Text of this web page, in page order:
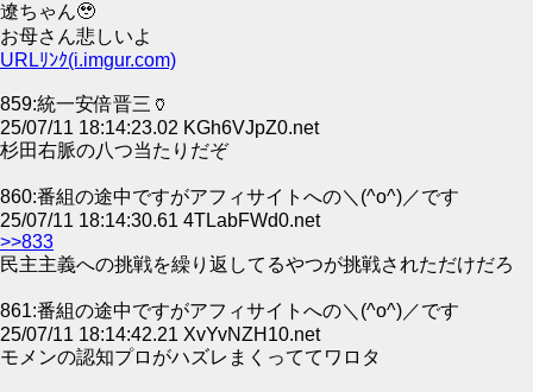
遼ちゃん🥹
お母さん悲しいよ
URLﾘﾝｸ(i.imgur.com)
859:統一安倍晋三🏺
25/07/11 18:14:23.02 KGh6VJpZ0.net
杉田右脈の八つ当たりだぞ
860:番組の途中ですがアフィサイトへの＼(^o^)／です
25/07/11 18:14:30.61 4TLabFWd0.net
>>833
民主主義への挑戦を繰り返してるやつが挑戦されただけだろ
861:番組の途中ですがアフィサイトへの＼(^o^)／です
25/07/11 18:14:42.21 XvYvNZH10.net
モメンの認知プロがハズレまくっててワロタ